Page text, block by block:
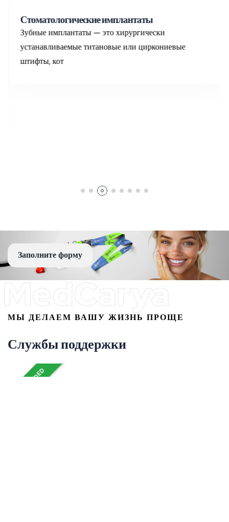
Стоматологические имплантаты
Зубные имплантаты — это хирургически
устанавливаемые титановые или циркониевые
штифты, кот
Заполните форму
MedCarya
МЫ ДЕЛАЕМ ВАШУ ЖИЗНЬ ПРОЩЕ
Службы поддержки
INCLUDED
VIP-трансфер